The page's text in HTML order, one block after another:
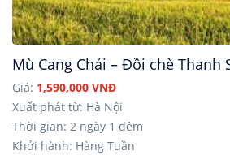
Mù Cang Chải – Đồi chè Thanh
Giá: 1,590,000 VNĐ
Xuất phát từ: Hà Nội
Thời gian: 2 ngày 1 đêm
Khởi hành: Hàng Tuần